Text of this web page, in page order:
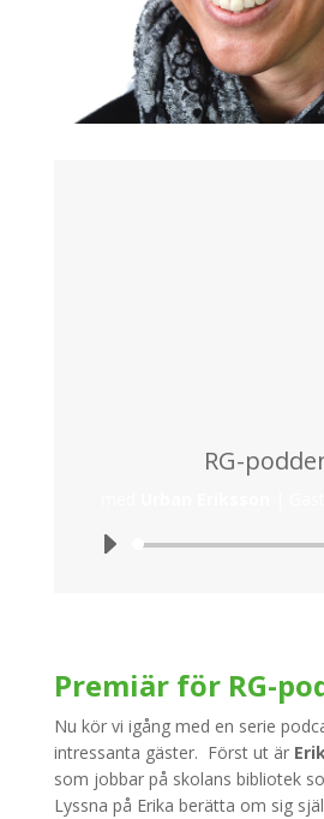
RG-
Premiär för RG-
Nu kör vi igång med en serie
intressanta gäster. Först ut är
som jobbar på skolans bibliotek
Lyssna på Erika berätta om sig